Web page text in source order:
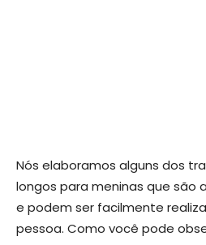
Nós elaboramos alguns dos
longos para meninas que são
e podem ser facilmente
pessoa. Como você pode